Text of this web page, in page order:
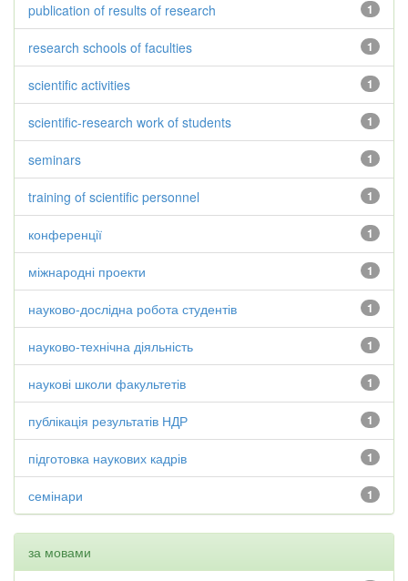
1
publication of results of research
1
research schools of faculties
1
scientific activities
1
scientific-research work of students
1
seminars
1
training of scientific personnel
1
конференції
1
міжнародні проекти
1
науково-дослідна робота студентів
1
науково-технічна діяльність
1
наукові школи факультетів
1
публікація результатів НДР
1
підготовка наукових кадрів
1
семінари
за мовами